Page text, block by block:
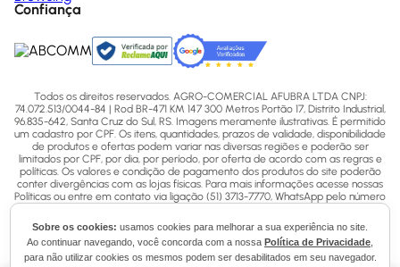
Sobre os cookies: usamos cookies para melhorar a sua experiência no site.
Ao continuar navegando, você concorda com a nossa Política de Privacidade
para não utilizar cookies os mesmos podem ser desabilitados em seu navegador.
Confiança
Todos os direitos reservados. AGRO-COMERCIAL AFUBRA LTDA CNPJ:
74.072.513/0044-84 | Rod BR-471 KM 147 300 Metros Portão 17, Distrito Industrial,
96.835-642, Santa Cruz do Sul, RS. Imagens meramente ilustrativas. É permitido
um cadastro por CPF. Os itens, quantidades, prazos de validade, disponibilidade
de produtos e ofertas podem variar nas diversas regiões e poderão ser
limitados por CPF, por dia, por período, por oferta de acordo com as regras e
políticas. Os valores e condição de pagamento dos produtos do site poderão
conter divergências com as lojas físicas. Para mais informações acesse nossas
Políticas ou entre em contato via ligação (51) 3713-7770, WhatsApp pelo número